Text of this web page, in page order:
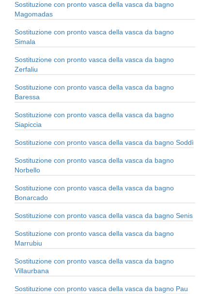
Sostituzione con pronto vasca della vasca da bagno
Magomadas
Sostituzione con pronto vasca della vasca da bagno
Simala
Sostituzione con pronto vasca della vasca da bagno
Zerfaliu
Sostituzione con pronto vasca della vasca da bagno
Baressa
Sostituzione con pronto vasca della vasca da bagno
Siapiccia
Sostituzione con pronto vasca della vasca da bagno Soddì
Sostituzione con pronto vasca della vasca da bagno
Norbello
Sostituzione con pronto vasca della vasca da bagno
Bonarcado
Sostituzione con pronto vasca della vasca da bagno Senis
Sostituzione con pronto vasca della vasca da bagno
Marrubiu
Sostituzione con pronto vasca della vasca da bagno
Villaurbana
Sostituzione con pronto vasca della vasca da bagno Pau